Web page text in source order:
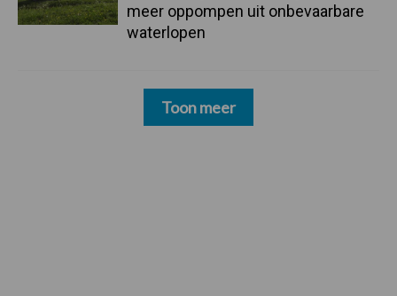
meer oppompen uit onbevaarbare
waterlopen
Toon meer